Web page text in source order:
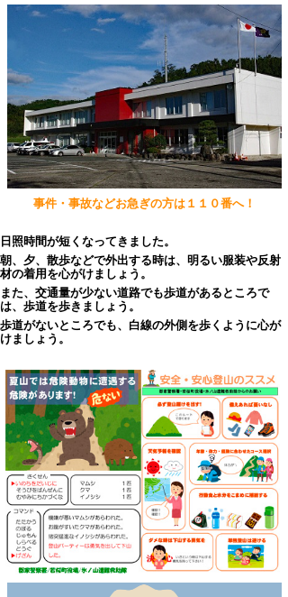
事件・事故などお急ぎの方は１１０番へ！
日照時間が短くなってきました。
朝、夕、散歩などで外出する時は、明るい服装や反射
材の着用を心がけましょう。
また、交通量が少ない道路でも歩道があるところで
は、歩道を歩きましょう。
歩道がないところでも、白線の外側を歩くように心が
けましょう。